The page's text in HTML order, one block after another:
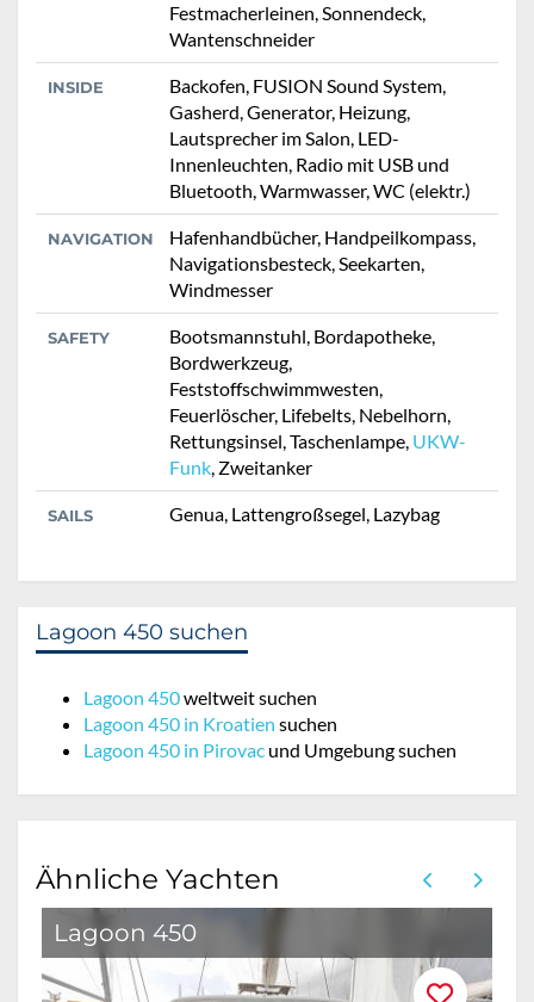
Festmacherleinen, Sonnendeck,
Wantenschneider
INSIDE
Backofen, FUSION Sound System,
Gasherd, Generator, Heizung,
Lautsprecher im Salon, LED-
Innenleuchten, Radio mit USB und
Bluetooth, Warmwasser, WC (elektr.)
NAVIGATION
Hafenhandbücher, Handpeilkompass,
Navigationsbesteck, Seekarten,
Windmesser
SAFETY
Bootsmannstuhl, Bordapotheke,
Bordwerkzeug,
Feststoffschwimmwesten,
Feuerlöscher, Lifebelts, Nebelhorn,
Rettungsinsel, Taschenlampe, UKW-
Funk, Zweitanker
SAILS Genua, Lattengroßsegel, Lazybag
Lagoon 450 suchen
Lagoon 450weltweit suchen
Lagoon 450 in Kroatien suchen
Lagoon 450 in Pirovac und Umgebung suchen
Ähnliche Yachten
Lagoon 450